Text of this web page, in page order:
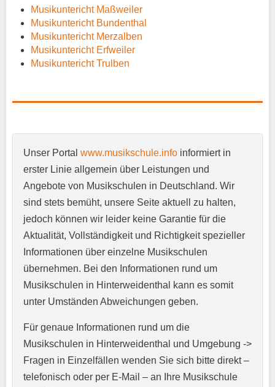
Anschrift
E-Mail-Adresse*
Musikuntericht Maßweiler
Musikuntericht Bundenthal
Musikuntericht Merzalben
Musikuntericht Erfweiler
Musikuntericht Trulben
Unser Portal www.musikschule.info informiert in
erster Linie allgemein über Leistungen und
Angebote von Musikschulen in Deutschland. Wir
sind stets bemüht, unsere Seite aktuell zu halten,
jedoch können wir leider keine Garantie für die
Aktualität, Vollständigkeit und Richtigkeit spezieller
Informationen über einzelne Musikschulen
übernehmen. Bei den Informationen rund um
Musikschulen in Hinterweidenthal kann es somit
unter Umständen Abweichungen geben.
Für genaue Informationen rund um die
Musikschulen in Hinterweidenthal und Umgebung ->
Fragen in Einzelfällen wenden Sie sich bitte direkt –
telefonisch oder per E-Mail – an Ihre Musikschule